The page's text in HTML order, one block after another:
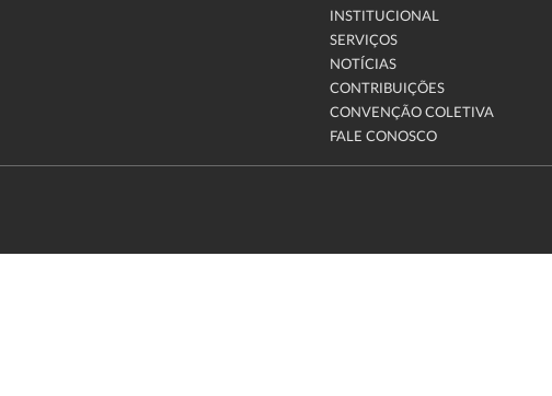
INSTITUCIONAL
SERVIÇOS
NOTÍCIAS
CONTRIBUIÇÕES
CONVENÇÃO COLETIVA
FALE CONOSCO